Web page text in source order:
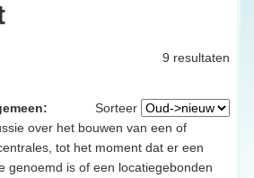
9 resultaten
Sorteer
over het bouwen van een of
tot het moment dat er een
genoemd is of een locatiegebonden